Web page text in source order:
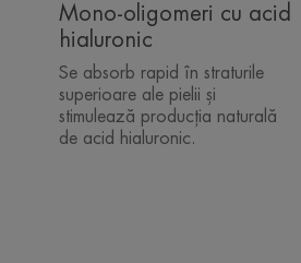
Mono-oligomeri cu acid
hialuronic
Se absorb rapid în straturile
superioare ale pielii și
stimulează producția naturală
de acid hialuronic.